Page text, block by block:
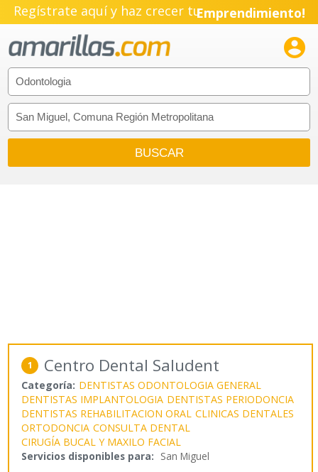
Regístrate aquí y haz crecer tuEmprendimiento!

1 Centro Dental Saludent
Categoría: DENTISTAS ODONTOLOGIA GENERAL
DENTISTAS IMPLANTOLOGIA DENTISTAS PERIODONCIA
DENTISTAS REHABILITACION ORAL CLINICAS DENTALES
ORTODONCIA CONSULTA DENTAL
CIRUGÍA BUCAL Y MAXILO FACIAL
Servicios disponibles para: San Miguel